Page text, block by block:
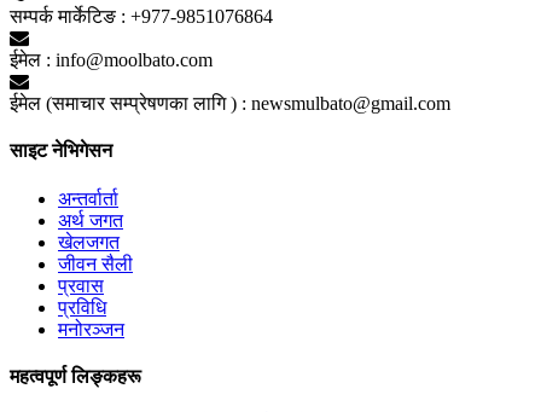
सम्पर्क मार्केटिङ : +977-9851076864
ईमेल : info@moolbato.com
ईमेल (समाचार सम्प्रेषणका लागि ) : newsmulbato@gmail.com
साइट नेभिगेसन
अन्तर्वार्ता
अर्थ जगत
खेलजगत
जीवन सैली
प्रवास
प्रविधि
मनोरञ्जन
महत्वपूर्ण लिङ्कहरू